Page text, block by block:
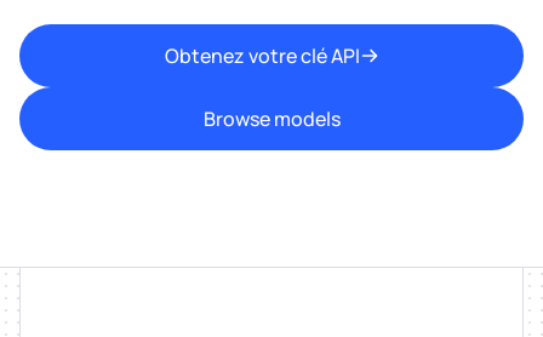
Obtenez votre clé API
Browse models